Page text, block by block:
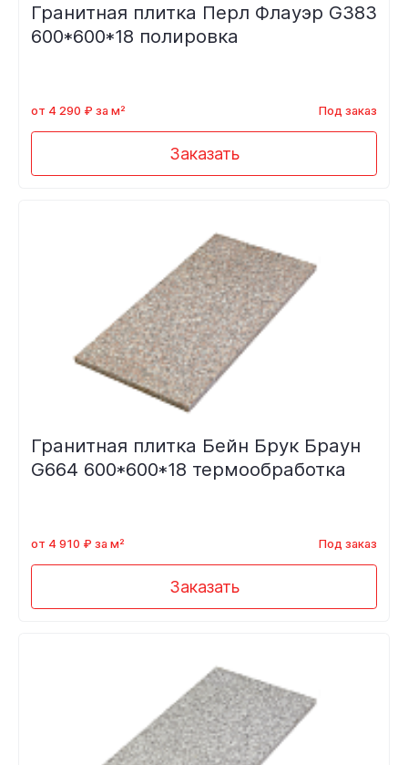
Гранитная плитка Перл Флауэр G383
600*600*18 полировка
от 4 290 ₽ за м² Под заказ
Заказать
Гранитная плитка Бейн Брук Браун
G664 600*600*18 термообработка
от 4 910 ₽ за м² Под заказ
Заказать